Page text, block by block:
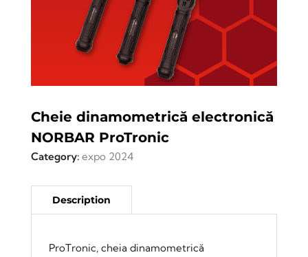
Cheie dinamometrică electronică
NORBAR ProTronic
Category: expo 2024
ProTronic, cheia dinamometrică